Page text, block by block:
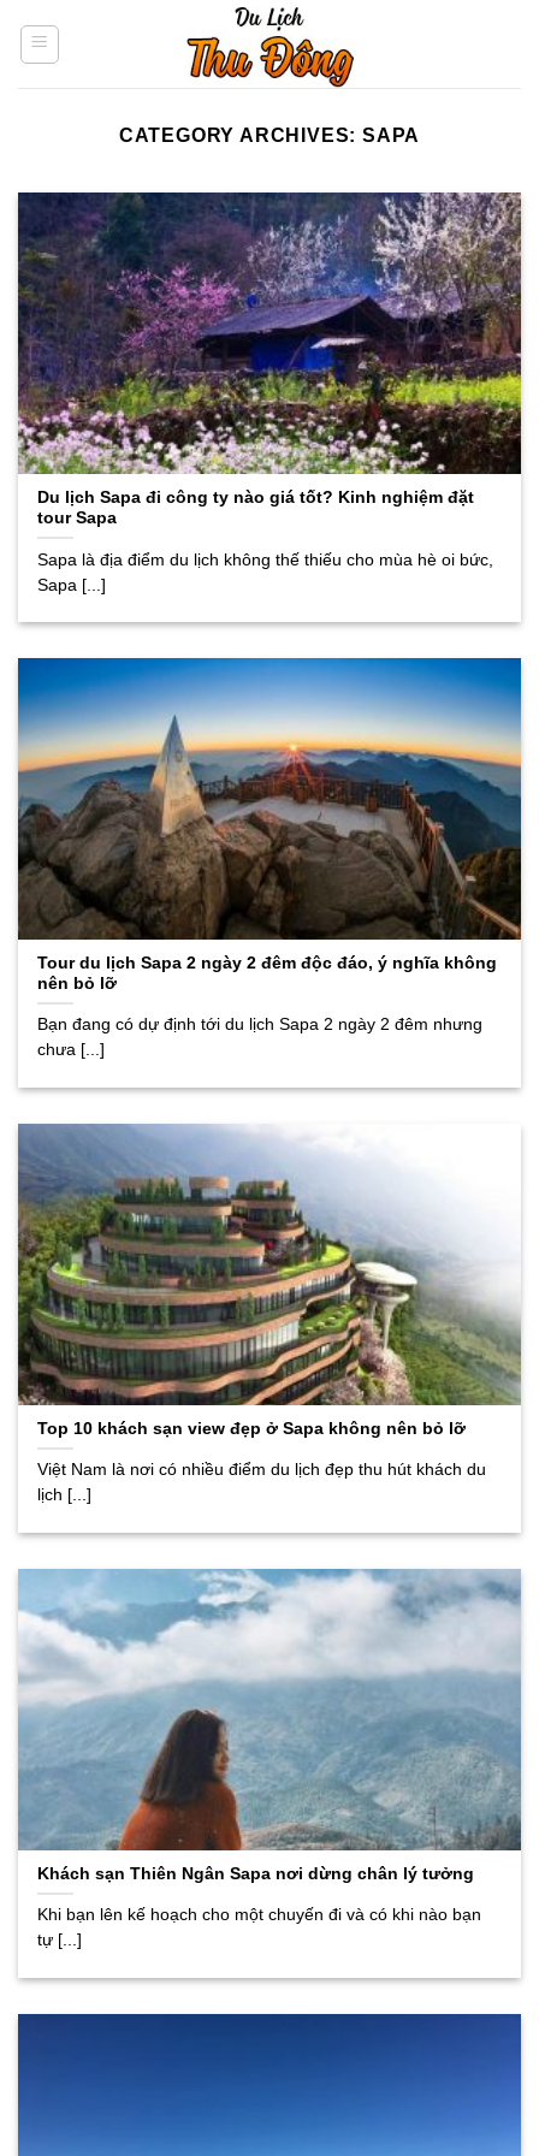
CATEGORY ARCHIVES: SAPA
Du lịch Sapa đi công ty nào giá tốt? Kinh nghiệm đặt
tour Sapa
Sapa là địa điểm du lịch không thế thiếu cho mùa hè oi bức,
Sapa [...]
Tour du lịch Sapa 2 ngày 2 đêm độc đáo, ý nghĩa không
nên bỏ lỡ
Bạn đang có dự định tới du lịch Sapa 2 ngày 2 đêm nhưng
chưa [...]
Top 10 khách sạn view đẹp ở Sapa không nên bỏ lỡ
Việt Nam là nơi có nhiều điểm du lịch đẹp thu hút khách du
lịch [...]
Khách sạn Thiên Ngân Sapa nơi dừng chân lý tưởng
Khi bạn lên kế hoạch cho một chuyến đi và có khi nào bạn
tự [...]